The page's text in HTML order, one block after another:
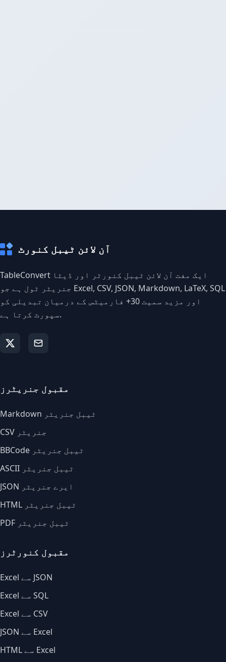
آن لائن ٹیبل کنورٹ
TableConvert ایک مفت آن لائن ٹیبل کنورٹر اور ڈیٹا
جنریٹر ٹول ہے جو Excel, CSV, JSON, Markdown, LaTeX, SQL
اور مزید سمیت 30+ فارمیٹس کے درمیان تبدیلی کو
سپورٹ کرتا ہے.
مقبول جنریٹرز
Markdown ٹیبل جنریٹر
CSV جنریٹر
BBCode ٹیبل جنریٹر
ASCII ٹیبل جنریٹر
JSON ایرے جنریٹر
HTML ٹیبل جنریٹر
PDF ٹیبل جنریٹر
مقبول کنورٹرز
Excel سے JSON
Excel سے SQL
Excel سے CSV
JSON سے Excel
HTML سے Excel